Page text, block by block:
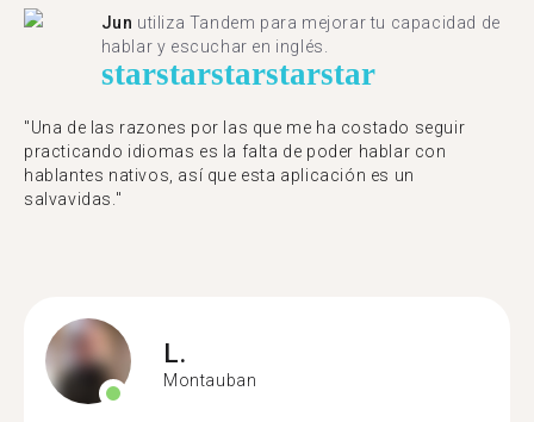
Jun utiliza Tandem para mejorar tu capacidad de
hablar y escuchar en inglés.
starstarstarstarstar
"Una de las razones por las que me ha costado seguir
practicando idiomas es la falta de poder hablar con
hablantes nativos, así que esta aplicación es un
salvavidas."
L.
Montauban